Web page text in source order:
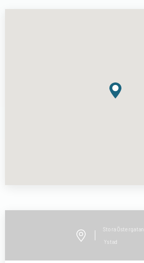
Stora Östergatan
Ystad